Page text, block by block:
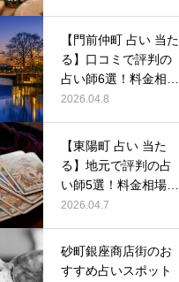
【門前仲町 占い 当た
る】口コミで評判の
占い師6選！料金相場
から予…
2026.04.8
【東陽町 占い 当た
る】地元で評判の占
い師5選！料金相場か
ら人気占…
2026.04.7
砂町銀座商店街のお
すすめ占いスポット